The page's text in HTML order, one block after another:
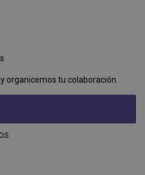
y organicemos tu colaboración.